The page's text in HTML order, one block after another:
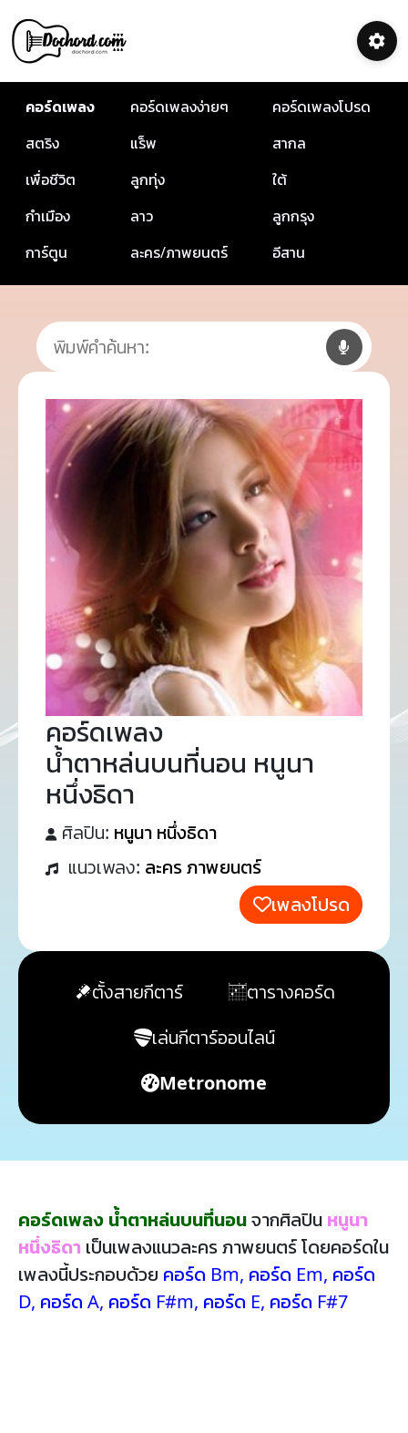
คอร์ดเพลง คอร์ดเพลงง่ายๆ
คอร์ดเพลงโปรด
สตริง
แร็พ
สากล
เพื่อชีวิต
ลูกทุ่ง
ใต้
กำเมือง
ลาว
ลูกกรุง
การ์ตูน
ละคร/ภาพยนตร์ อีสาน
คอร์ดเพลง
น้ำตาหล่นบนที่นอน หนูนา
หนึ่งธิดา
ศิลปิน: หนูนา หนึ่งธิดา
แนวเพลง: ละคร ภาพยนตร์
เพลงโปรด
ตั้งสายกีตาร์
ตารางคอร์ด
เล่นกีตาร์ออนไลน์
Metronome
คอร์ดเพลง น้ำตาหล่นบนที่นอนจากศิลปิน หนูนา
หนึ่งธิดา เป็นเพลงแนวละคร ภาพยนตร์ โดยคอร์ดใน
เพลงนี้ประกอบด้วย คอร์ด Bm, คอร์ด Em, คอร์ด
D, คอร์ด A, คอร์ด F#m, คอร์ด E, คอร์ด F#7